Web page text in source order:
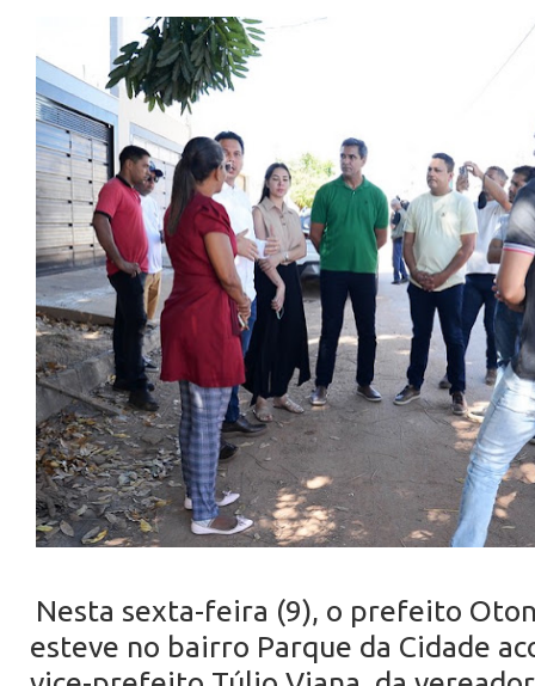
Nesta sexta-feira (9), o prefeito
esteve no bairro Parque da Cidade